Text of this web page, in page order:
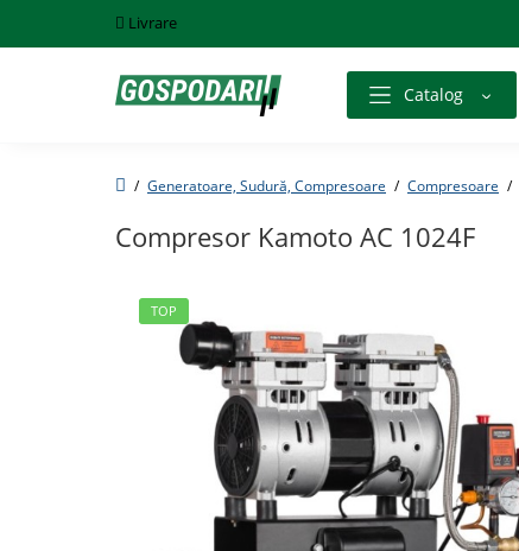
Livrare
Catalog
Generatoare, Sudură, Compresoare Compresoare
Compresor Kamoto AC 1024F
TOP